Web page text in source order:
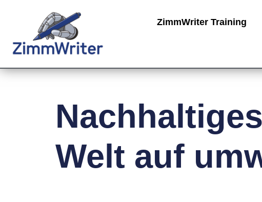
ZimmWriter Training
Welt auf